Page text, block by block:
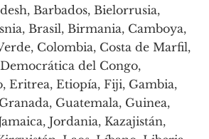
Barbados, Bielorrusia,
Brasil, Birmania, Camboya,
Colombia, Costa de Marfil,
del Congo,
Eritrea, Etiopía, Fiji, Gambia,
Guatemala, Guinea,
Jordania, Kazajistán,